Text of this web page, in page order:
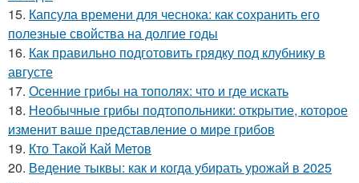
15. Капсула времени для чеснока: как сохранить его
полезные свойства на долгие годы
16. Как правильно подготовить грядку под клубнику в
августе
17. Осенние грибы на тополях: что и где искать
18. Необычные грибы подтопольники: открытие, которое
изменит ваше представление о мире грибов
19. Кто Такой Кай Метов
20. Ведение тыквы: как и когда убирать урожай в 2025